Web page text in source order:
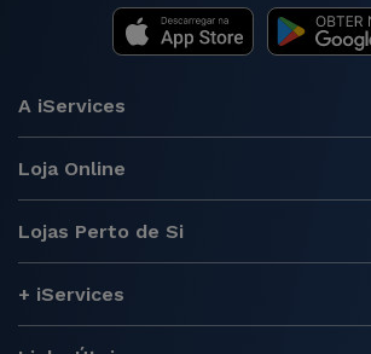
A iServices
Loja Online
Lojas Perto de Si
+ iServices